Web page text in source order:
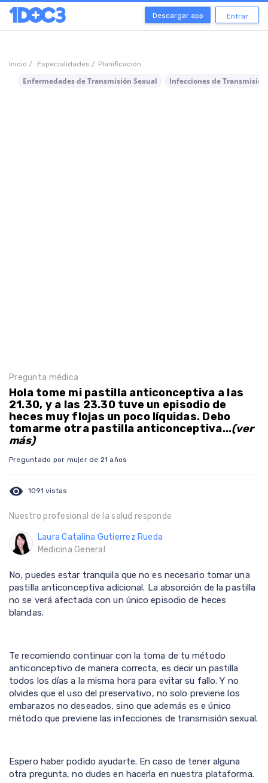
Descargar app Entrar
Inicio / Especialidades / Planificación
Enfermedades de Transmisión Sexual Infecciones de
Pregunta médica
Hola tome mi pastilla anticonceptiva a las
21.30, y a las 23.30 tuve un episodio de
heces muy flojas un poco líquidas. Debo
tomarme otra pastilla anticonceptiva...(ver
más)
Preguntado por mujer de 21 años
visibility 1091 vistas
Nuestro profesional de la salud responde
Laura Catalina Gutierrez Rueda
Medicina General
No, puedes estar tranquila que no es necesario tomar una
pastilla anticonceptiva adicional. La absorción de la pastilla
no se verá afectada con un único episodio de heces
blandas.
Te recomiendo continuar con la toma de tu método
anticonceptivo de manera correcta, es decir un pastilla
todos los días a la misma hora para evitar su fallo. Y no
olvides que el uso del preservativo, no solo previene los
embarazos no deseados, sino que además es e único
método que previene las infecciones de transmisión sexual.
Espero haber podido ayudarte. En caso de tener alguna
otra pregunta, no dudes en hacerla en nuestra plataforma.